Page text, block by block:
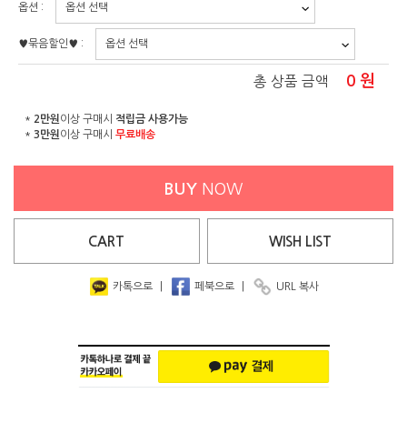
옵션 :
♥묶음할인♥ :
총 상품 금액 0 원
* 2만원 이상 구매시 적립금 사용가능
* 3만원 이상 구매시 무료배송
BUY NOW
CART WISH LIST
카톡으로 페북으로 URL 복사